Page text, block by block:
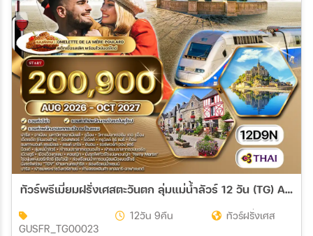
สายการบิน
ตั้งแต่วันที่
ถึงวันที่
เฉพาะเดือน
เฉพาะเทศกาล
ทัวร์พรีเมี่ยมฝรั่งเศสตะวันตก ลุ่มแม่น้ำลัวร์ 12 วัน (TG) AUG 26 - OCT 27
GUSFR_TG00023
12วัน 9คืน ทัวร์ฝรั่งเศส